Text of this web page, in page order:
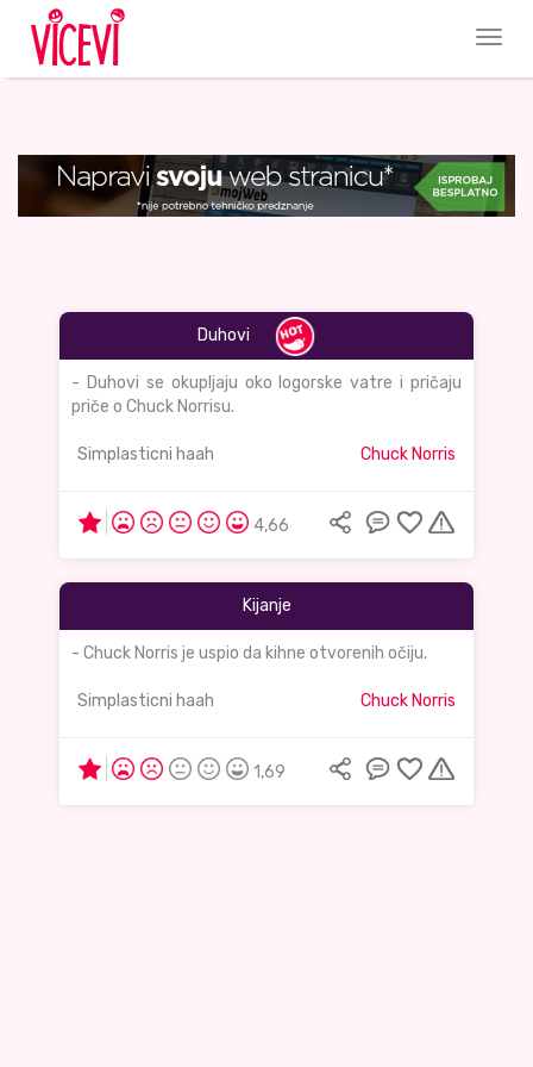
Duhovi
- Duhovi se okupljaju oko logorske vatre i pričaju
priče o Chuck Norrisu.
Simplasticni haah Chuck Norris
4,66
Kijanje
- Chuck Norris je uspio da kihne otvorenih očiju.
Simplasticni haah Chuck Norris
1,69